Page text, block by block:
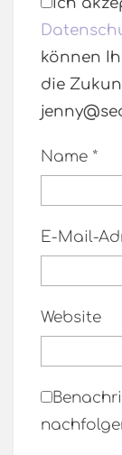
können
die
Name *
E-Mail-
Website